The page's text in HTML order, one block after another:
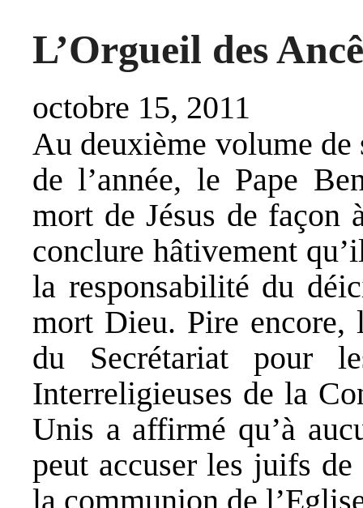
L’Orgueil des
octobre 15, 2011
Au deuxième volume de
de l’année, le Pape
mort de Jésus de façon
conclure hâtivement
la responsabilité du
mort Dieu. Pire
du Secrétariat pour
Interreligieuses de la
Unis a affirmé qu’à
peut accuser les juifs
la communion de